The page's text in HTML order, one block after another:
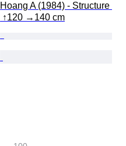
Hoang A (1984) - Structure
↑120 →140 cm